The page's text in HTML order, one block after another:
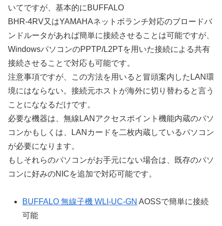
いてですが、基本的にBUFFALO
BHR-4RV又はYAMAHAネットボランチ対応のブロードバ
ンドルータがあれば簡単に接続させることは可能ですが、
WindowsパソコンのPPTP/L2PTを用いた接続による共有
接続させることで対応も可能です。
注意事項ですが、この方法を用いると冒頭案内したLAN環
境にはならない。接続元ホストが海外に切り替わると言う
ことにななるだけです。
必要な機器は、無線LANアクセスポイント機能内蔵のパソ
コンかもしくは、LANカードを二枚内蔵しているパソコン
が必要になります。
もしそれらのパソコンがお手元にない場合は、既存のパソ
コンに好みのNICを追加で対応可能です。
BUFFALO 無線子機 WLI-UC-GN AOSSで簡単に接続
可能